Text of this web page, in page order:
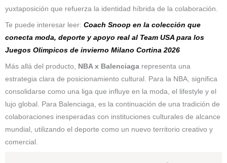
yuxtaposición que refuerza la identidad híbrida de la colaboración.
Te puede interesar leer: Coach Snoop en la colección que
conecta moda, deporte y apoyo real al Team USA para los
Juegos Olimpicos de invierno Milano Cortina 2026
Más allá del producto, NBA x Balenciaga representa una
estrategia clara de posicionamiento cultural. Para la NBA, significa
consolidarse como una liga que influye en la moda, el lifestyle y el
lujo global. Para Balenciaga, es la continuación de una tradición de
colaboraciones inesperadas con instituciones culturales de alcance
mundial, utilizando el deporte como un nuevo territorio creativo y
comercial.